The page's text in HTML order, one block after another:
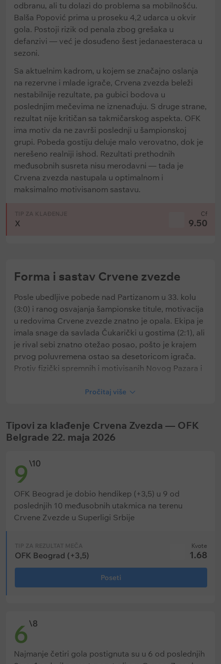
odbranu, ali tu dolazi do problema sa mobilnošću.
Balša Popović prima u proseku 4,2 udarca u okvir
gola. Postoji rizik od penala zbog grešaka u
defanzivi — već je dosuđeno šest jedanaesteraca u
sezoni.
Sa aktuelnim kadrom, u kojem se značajno oslanja
na rezervne i mlade igrače, Crvena zvezda beleži
nestabilnije rezultate, pa gubici bodova u
poslednjim mečevima ne iznenađuju. S druge strane,
rezultat nije kritičan sa takmičarskog aspekta. OFK
ima motiv da ne završi poslednji u šampionskoj
grupi. Pobeda gostiju deluje malo verovatno, dok je
nerešeno realniji ishod. Rezultati prethodnih
međusobnih susreta nisu merodavni — tada je
Crvena zvezda nastupala u optimalnom i
maksimalno motivisanom sastavu.
TIP ZA KLAĐENJE
Х
Cf
9.50
Forma i sastav Crvene zvezde
Posle ubedljive pobede nad Partizanom u 33. kolu
(3:0) i ranog osvajanja šampionske titule, motivacija
u redovima Crvene zvezde znatno je opala. Ekipa je
imala snage da savlada Čukarički u gostima (2:1), ali
je rival sebi znatno otežao posao, pošto je krajem
prvog poluvremena ostao sa desetoricom igrača.
Protiv fizički spremnih i motivisanih Novog Pazara i
jedan bod od mogućih šest.
Važni podaci:
Čak i u slučaju pobede u poslednjem kolu,
Crvena zvezda biće u velikom zaostatku (11
bodova).
Aleksandar Katai, najbolji strelac Superlige
Čak i Partizan po procenjenoj vrednosti igračkog
kadra za Crvenom zvezdom zaostaje više nego
Glazer — Sol Džong Vu, Strahinja Eraković, Frenklin
Tebo Učena, Adem Avdić – Rade Krunić, Tomaš
Hendel — Daglas Ovusu, Vasilije Kostov, Vladimir
Pročitaj više
Tipovi za klađenje Crvena Zvezda — OFK
Belgrade 22. maja 2026
9\10
OFK Beograd je dobio hendikep (+3,5) u 9 od
poslednjih 10 međusobnih utakmica na terenu
Crvene Zvezde u Superligi Srbije
TIP ZA REZULTAT MEČA
OFK Beograd (+3,5)
Kvote
1.68
Poseti
6\8
Najmanje četiri gola postignuta su u 6 od poslednjih